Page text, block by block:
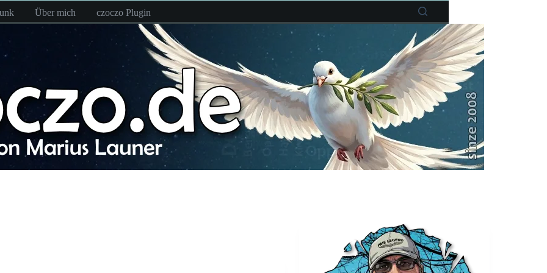
Über mich czoczo Plugin